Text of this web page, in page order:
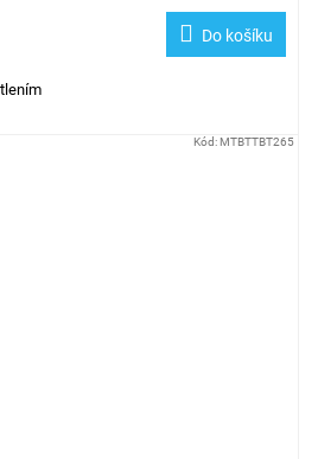
Do košíku
Kód: MTBTTBT265